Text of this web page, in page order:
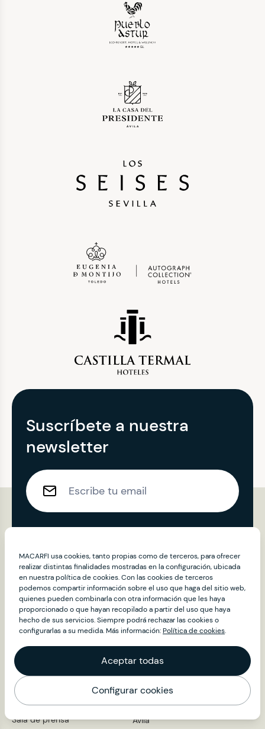
Mapa
Suscríbete a nuestra
newsletter
Contenidos
Restaurantes
Club Macarfi
About
Noticias
Embajadores
Sala de prensa
Provincias
A Coruña
Álava
Almería
Asturias
Ávila
MACARFI usa cookies, tanto propias como de terceros, para ofrecer
realizar distintas finalidades mostradas en la configuración, ubicada
en nuestra política de cookies. Con las cookies de terceros
podemos compartir información sobre el uso que haga del sitio web,
quienes pueden combinarla con otra información que les haya
proporcionado o que hayan recopilado a partir del uso que haya
hecho de sus servicios. Siempre podrá rechazar las cookies o
configurarlas a su medida. Más información:Política de cookies.
Aceptar todas
Configurar cookies